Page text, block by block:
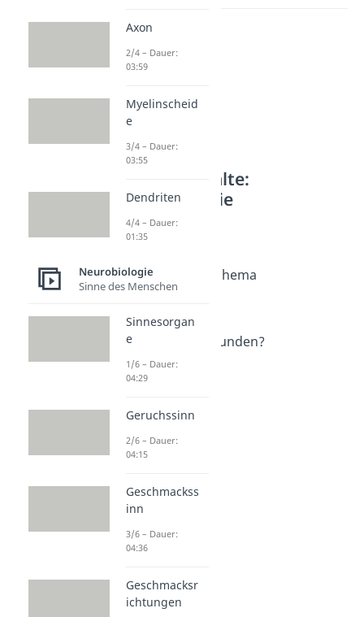
Weitere Inhalte:
Neurobiologie
Neurobiologie
Neurobiologie
Reiz-Reaktions-Schema
Dauer: 04:44
Dauer: 05:38
Warum jucken Wunden?
Dauer: 03:59
Axon
2/4 – Dauer:
03:59
Myelinscheid
e
3/4 – Dauer:
03:55
Dendriten
4/4 – Dauer:
01:35
Neurobiologie
Sinne des Menschen
Sinnesorgan
e
1/6 – Dauer:
04:29
Geruchssinn
2/6 – Dauer:
04:15
Geschmackss
inn
3/6 – Dauer:
04:36
Geschmacksr
ichtungen